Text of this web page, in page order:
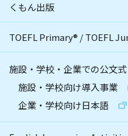
くもん出版
TOEFL Primary® /TOEFL
施設・学校・企業での公文式
施設・学校向け導入事業
企業・学校向け日本語